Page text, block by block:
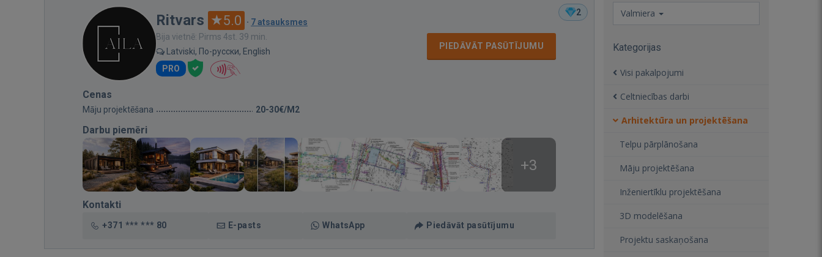
2
Ritvars 5.0 · 7 atsauksmes
Bija vietnē: Pirms 4st. 39 min.
Latviski, По-русски, English
PRO
PIEDĀVĀT PASŪTĪJUMU
Cenas
Māju projektēšana 20-30€/M2
Darbu piemēri
+3
Kontakti
+371 *** *** 80 E-pasts WhatsApp Piedāvāt pasūtījumu
Valmiera
Kategorijas
Visi pakalpojumi
Celtniecības darbi
Arhitektūra un projektēšana
Telpu pārplānošana
Māju projektēšana
Inženiertīklu projektēšana
3D modelēšana
Projektu saskaņošana